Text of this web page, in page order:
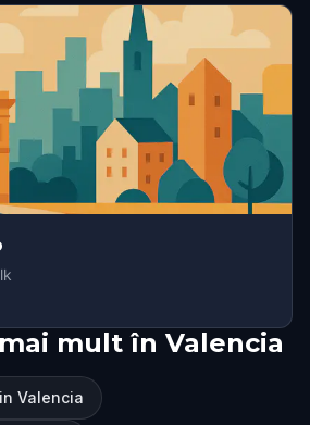
mult în Valencia
Valencia